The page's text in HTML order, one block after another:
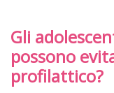
Gli
possono
profilattico?